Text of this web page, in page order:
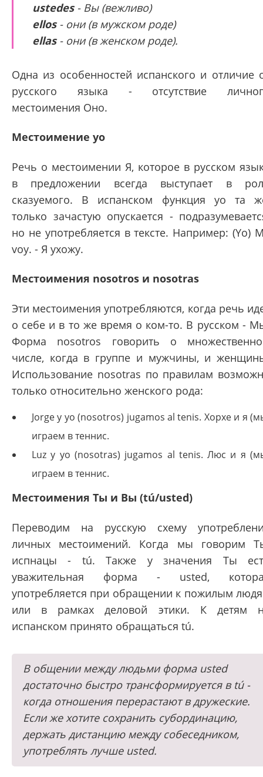
ustedes- Вы (вежливо)
ellos- они (в мужском роде)
ellas- они (в женском роде).
Одна из особенностей испанского и отличие
русского языка - отсутствие
местоимения Оно.
Местоимение yo
Речь о местоимении Я, которое в русском
в предложении всегда выступает в
сказуемого. В испанском функция yo та
только зачастую опускается -
но не употребляется в тексте. Например: (Yo)
voy. - Я ухожу.
Местоимения nosotros и nosotras
Эти местоимения употребляются, когда речь
о себе и в то же время о ком-то. В русском -
Форма nosotros говорить о
числе, когда в группе и мужчины, и
Использование nosotras по правилам
только относительно женского рода:
Jorge y yo (nosotros) jugamos al tenis. Хорхе и я
играем в теннис.
Luz y yo (nosotras) jugamos al tenis. Люс и я
играем в теннис.
Местоимения Ты и Вы (tú/usted)
Переводим на русскую схему
личных местоимений. Когда мы говорим
испнацы - tú. Также у значения Ты
уважительная форма - usted,
употребляется при обращении к пожилым
или в рамках деловой этики. К детям
испанском принято обращаться tú.
В общении между людьми форма usted
достаточно быстро трансформируется в tú -
когда отношения перерастают в дружеские.
Если же хотите сохранить субординацию,
держать дистанцию между собеседником,
употреблять лучше usted.